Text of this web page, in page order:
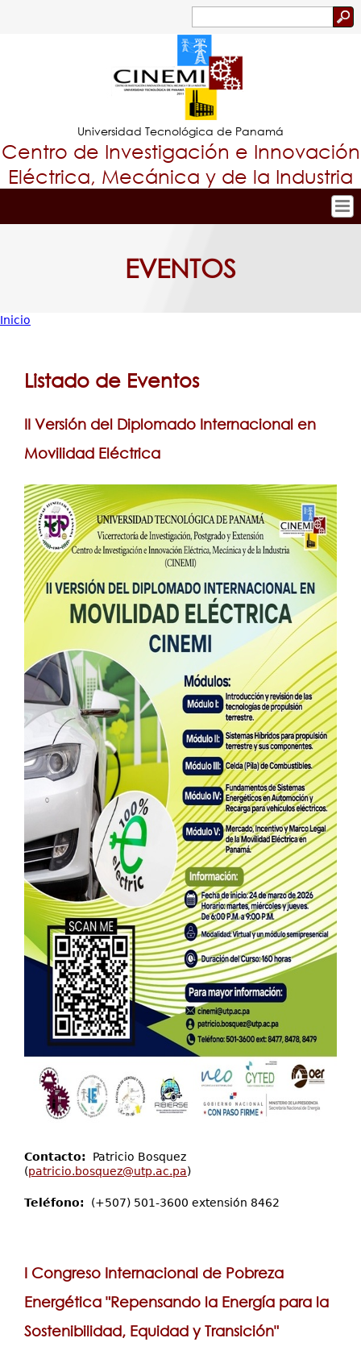
Jump to navigation
Formulario
de
búsqueda
Universidad Tecnológica de Panamá
Centro de Investigación e Innovación
Eléctrica, Mecánica y de la Industria
Nuestro Centro
Personal
Servicios
Eventos
EVENTOS
está
Inicio
Listado de Eventos
II Versión del Diplomado Internacional en
Movilidad Eléctrica
Contacto:
Patricio Bosquez
(patricio.bosquez@utp.ac.pa)
Teléfono: (+507) 501-3600 extensión 8462
I Congreso Internacional de Pobreza
Energética "Repensando la Energía para la
Sostenibilidad, Equidad y Transición"